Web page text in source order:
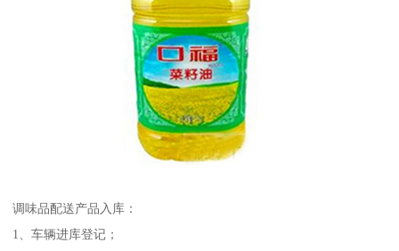
调味品配送产品入库：
1、车辆进库登记；